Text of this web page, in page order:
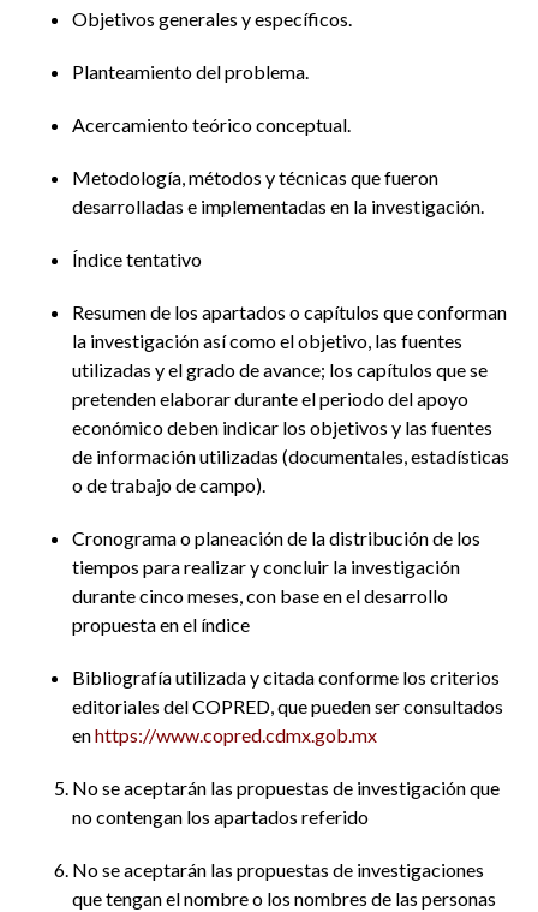
Objetivos generales y específicos.
Planteamiento del problema.
Acercamiento teórico conceptual.
Metodología, métodos y técnicas que fueron
desarrolladas e implementadas en la investigación.
Índice tentativo
Resumen de los apartados o capítulos que conforman
la investigación así como el objetivo, las fuentes
utilizadas y el grado de avance; los capítulos que se
pretenden elaborar durante el periodo del apoyo
económico deben indicar los objetivos y las fuentes
de información utilizadas (documentales, estadísticas
o de trabajo de campo).
Cronograma o planeación de la distribución de los
tiempos para realizar y concluir la investigación
durante cinco meses, con base en el desarrollo
propuesta en el índice
Bibliografía utilizada y citada conforme los criterios
editoriales del COPRED, que pueden ser consultados
enhttps://www.copred.cdmx.gob.mx
No se aceptarán las propuestas de investigación que
no contengan los apartados referido
No se aceptarán las propuestas de investigaciones
que tengan el nombre o los nombres de las personas